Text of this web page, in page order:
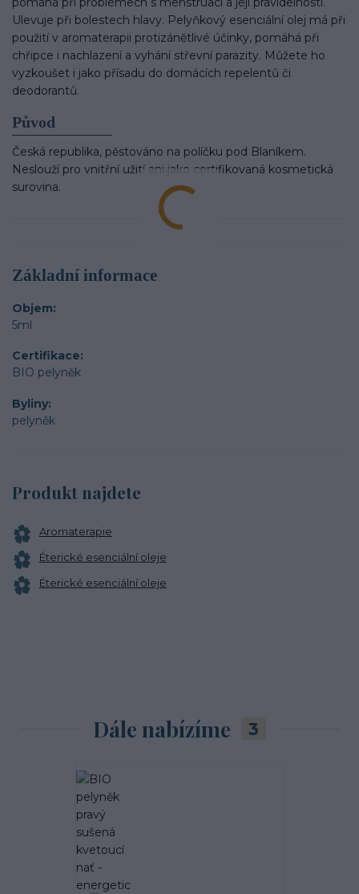
Ulevuje při bolestech hlavy. Pelyňkový esenciální olej má při
použití v aromaterapii protizánětlivé účinky, pomáhá při
chřipce i nachlazení a vyhání střevní parazity. Můžete ho
vyzkoušet i jako přísadu do domácích repelentů či
deodorantů.
Původ
Česká republika, pěstováno na políčku pod Blaníkem.
Neslouží pro vnitřní užití ani jako certifikovaná kosmetická
surovina.
Základní informace
Objem
5ml
Certifikace
BIO pelyněk
Byliny
pelyněk
Produkt najdete
Aromaterapie
Éterické esenciální oleje
Éterické esenciální oleje
Dále nabízíme 3